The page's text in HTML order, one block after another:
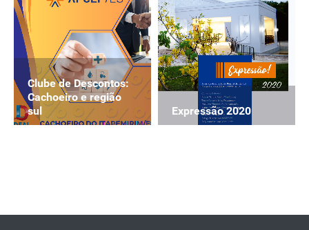
Clube de Descontos:
Cachoeiro e região
sul
Expressão 2020